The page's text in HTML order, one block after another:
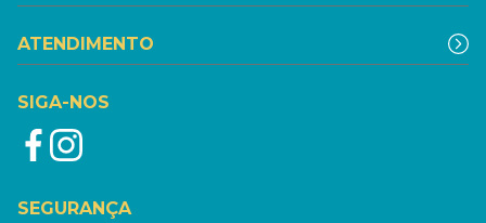
ATENDIMENTO
SIGA-NOS
SEGURANÇA